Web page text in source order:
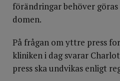
förändringar behöver
domen.
På frågan om yttre press
kliniken i dag svarar
press ska undvikas enligt